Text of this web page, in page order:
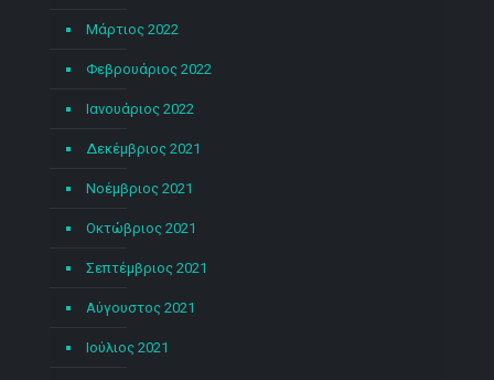
Μάρτιος 2022
Φεβρουάριος 2022
Ιανουάριος 2022
Δεκέμβριος 2021
Νοέμβριος 2021
Οκτώβριος 2021
Σεπτέμβριος 2021
Αύγουστος 2021
Ιούλιος 2021